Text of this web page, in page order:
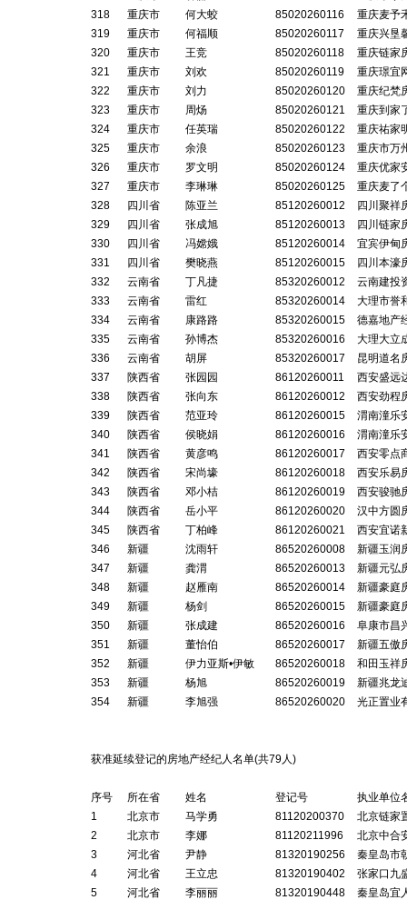
318
重庆市 何大蛟 85020260116
重庆麦予
319
重庆市 何福顺 85020260117
重庆兴垦
320
重庆市 王竞 85020260118
重庆链家
321
重庆市 刘欢 85020260119
重庆璟宜
322
重庆市 刘力 85020260120
重庆纪梵
323
重庆市 周炀 85020260121
重庆到家
324
重庆市 任英瑞 85020260122
重庆祐家
325
重庆市 余浪 85020260123
重庆市万
326
重庆市 罗文明 85020260124
重庆优家
327
重庆市 李琳琳 85020260125
重庆麦了
328
四川省 陈亚兰 85120260012
四川聚祥
329
四川省 张成旭 85120260013
四川链家
330
四川省 冯嫦娥 85120260014
宜宾伊甸
331
四川省 樊晓燕 85120260015
四川本濠
332
云南省 丁凡捷 85320260012
云南建投
333
云南省 雷红 85320260014
大理市誉
334
云南省 康路路 85320260015
德嘉地产
335
云南省 孙博杰 85320260016
大理大立
336
云南省 胡屏 85320260017
昆明道名
337
陕西省 张园园 86120260011
西安盛远
338
陕西省 张向东 86120260012
西安劲程
339
陕西省 范亚玲 86120260015
渭南潼乐
340
陕西省 侯晓娟 86120260016
渭南潼乐
341
陕西省 黄彦鸣 86120260017
西安零点
342
陕西省 宋尚壕 86120260018
西安乐易
343
陕西省 邓小桔 86120260019
西安骏驰
344
陕西省 岳小平 86120260020
汉中方圆
345
陕西省 丁柏峰 86120260021
西安宜诺
346
新疆 沈雨轩 86520260008
新疆玉润
347
新疆 龚渭 86520260013
新疆元弘
348
新疆 赵雁南 86520260014
新疆豪庭
349
新疆 杨剑 86520260015
新疆豪庭
350
新疆 张成建 86520260016
阜康市昌
351
新疆 董怡伯 86520260017
新疆五傲
352
新疆 伊力亚斯•伊敏 86520260018
和田玉祥
353
新疆 杨旭 86520260019
新疆兆龙
354
新疆 李旭强 86520260020 光正置业
获准延续登记的房地产经纪人名单(共79人)
序号 所在省 姓名 登记号
执业单位
1
北京市 马学勇 81120200370
北京链家
2
北京市 李娜 81120211996
北京中合
3
河北省 尹静 81320190256
秦皇岛市
4
河北省 王立忠 81320190402
张家口九
5
河北省 李丽丽 81320190448
秦皇岛宜